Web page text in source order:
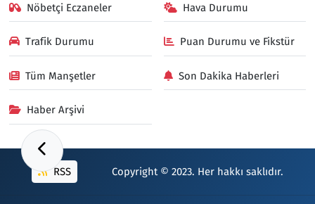
Nöbetçi Eczaneler Hava Durumu
Trafik Durumu Puan Durumu ve Fikstür
Tüm Manşetler Son Dakika Haberleri
Haber Arşivi
RSS Copyright © 2023. Her hakkı saklıdır.